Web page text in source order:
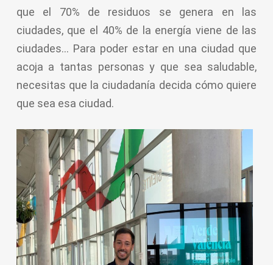
que el 70% de residuos se genera en las
ciudades, que el 40% de la energía viene de las
ciudades… Para poder estar en una ciudad que
acoja a tantas personas y que sea saludable,
necesitas que la ciudadanía decida cómo quiere
que sea esa ciudad.